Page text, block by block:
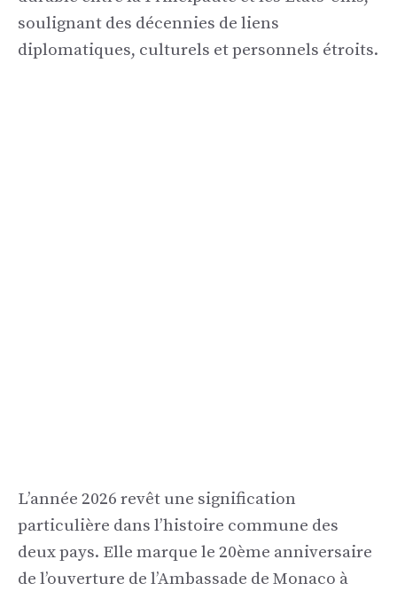
soulignant des décennies de liens
diplomatiques, culturels et personnels étroits.
L’année 2026 revêt une signification
particulière dans l’histoire commune des
deux pays. Elle marque le 20ème anniversaire
de l’ouverture de l’Ambassade de Monaco à